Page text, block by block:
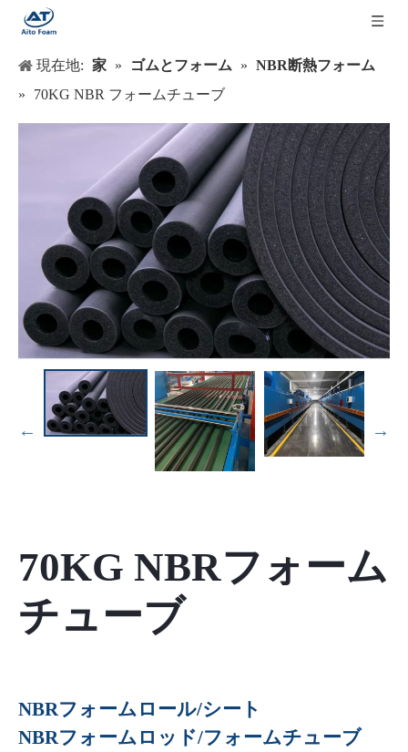
現在地: 家 » ゴムとフォーム » NBR断熱フォーム
»
70KG NBR フォームチューブ
70KG NBRフォーム
チューブ
NBRフォームロール/シート
NBRフォームロッド/フォームチューブ